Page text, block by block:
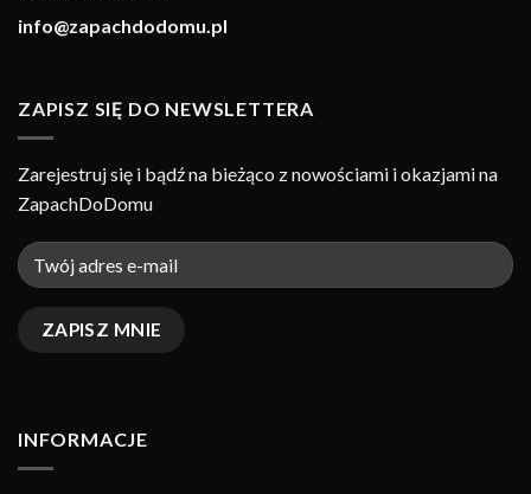
info@zapachdodomu.pl
ZAPISZ SIĘ DO NEWSLETTERA
Zarejestruj się i bądź na bieżąco z nowościami i okazjami na
ZapachDoDomu
INFORMACJE